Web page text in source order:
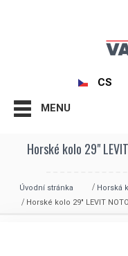
CS
MENU
Horské kolo 29"
Úvodní stránka Horská
Horské kolo 29″ LEVIT